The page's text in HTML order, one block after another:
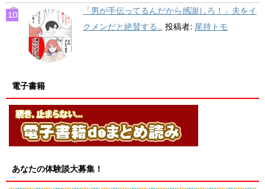
「男が手伝ってるんだから感謝しろ！」夫をイ
クメンだと絶賛する... 投稿者: 尾持トモ
電子書籍
あなたの体験談大募集！